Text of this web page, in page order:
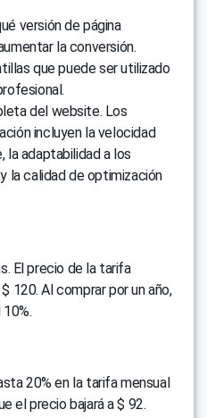
versión de página
la conversión.
que puede ser utilizado
del website. Los
incluyen la velocidad
la adaptabilidad a los
la calidad de optimización
El precio de la tarifa
120. Al comprar por un año,
20% en la tarifa mensual
el precio bajará a $ 92.